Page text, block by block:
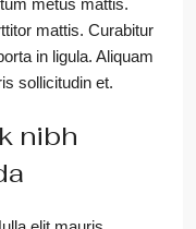
metus mattis.
mattis. Curabitur
in ligula. Aliquam
sollicitudin et.
nibh